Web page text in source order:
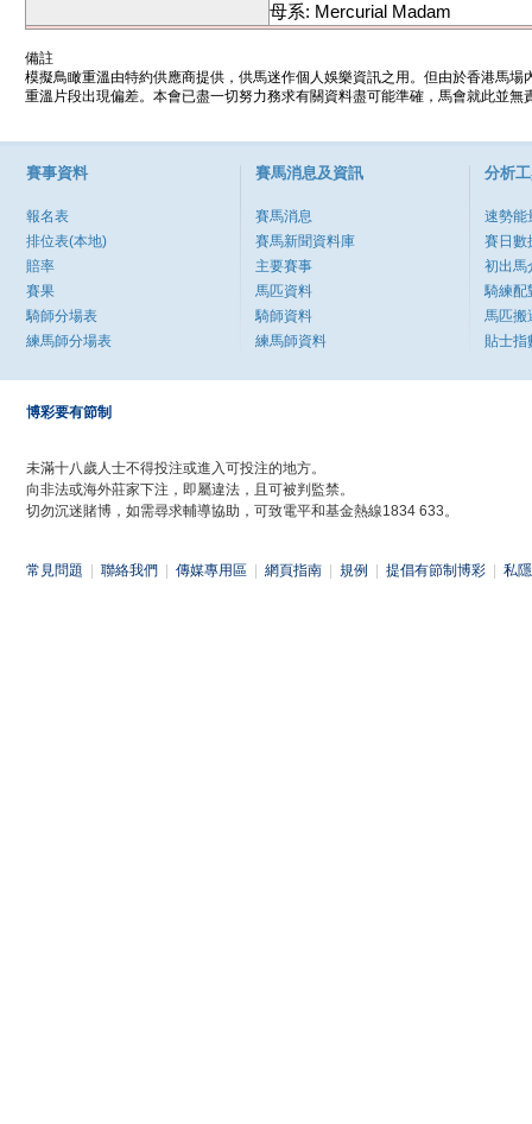
母系: Mercurial Madam
備註
模擬鳥瞰重溫由特約供應商提供，供馬迷作個人娛樂資訊之用。但由於香港馬
重溫片段出現偏差。本會已盡一切努力務求有關資料盡可能準確，馬會就此並
賽事資料
報名表
排位表(本地)
賠率
賽果
騎師分場表
練馬師分場表
賽馬消息及資訊
賽馬消息
賽馬新聞資料庫
主要賽事
馬匹資料
騎師資料
練馬師資料
分析
速勢能
賽日數
初出馬
騎練配
馬匹搬
貼士指
博彩要有節制
未滿十八歲人士不得投注或進入可投注的地方。
向非法或海外莊家下注，即屬違法，且可被判監禁。
切勿沉迷賭博，如需尋求輔導協助，可致電平和基金熱線1834 633。
常見問題 聯絡我們 傳媒專用區 網頁指南 規例 提倡有節制博彩 私